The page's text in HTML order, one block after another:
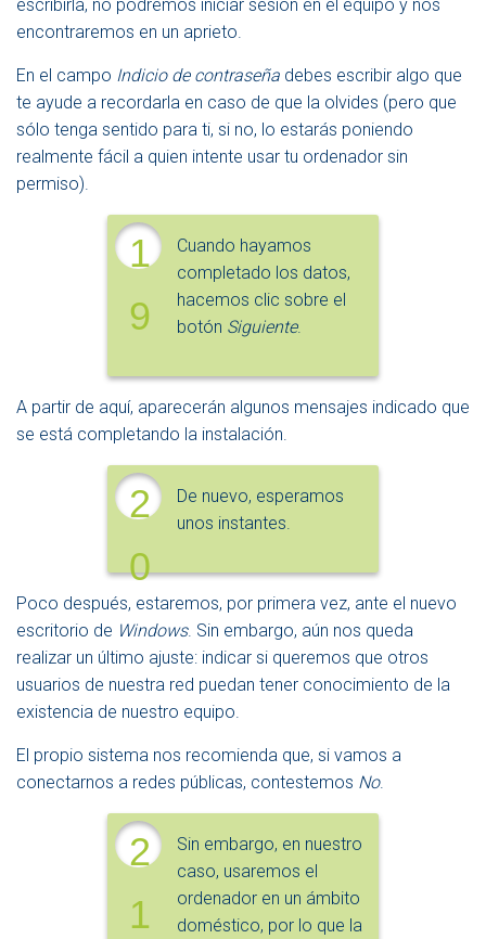
escribirla, no podremos iniciar sesión en el equipo y nos
encontraremos en un aprieto.
En el campo Indicio de contraseña debes escribir algo que
te ayude a recordarla en caso de que la olvides (pero que
sólo tenga sentido para ti, si no, lo estarás poniendo
realmente fácil a quien intente usar tu ordenador sin
permiso).
1
9
Cuando hayamos
completado los datos,
hacemos clic sobre el
botón Siguiente.
A partir de aquí, aparecerán algunos mensajes indicado que
se está completando la instalación.
2
0
De nuevo, esperamos
unos instantes.
Poco después, estaremos, por primera vez, ante el nuevo
escritorio de Windows. Sin embargo, aún nos queda
realizar un último ajuste: indicar si queremos que otros
usuarios de nuestra red puedan tener conocimiento de la
existencia de nuestro equipo.
El propio sistema nos recomienda que, si vamos a
conectarnos a redes públicas, contestemos No.
2
1
Sin embargo, en nuestro
caso, usaremos el
ordenador en un ámbito
doméstico, por lo que la